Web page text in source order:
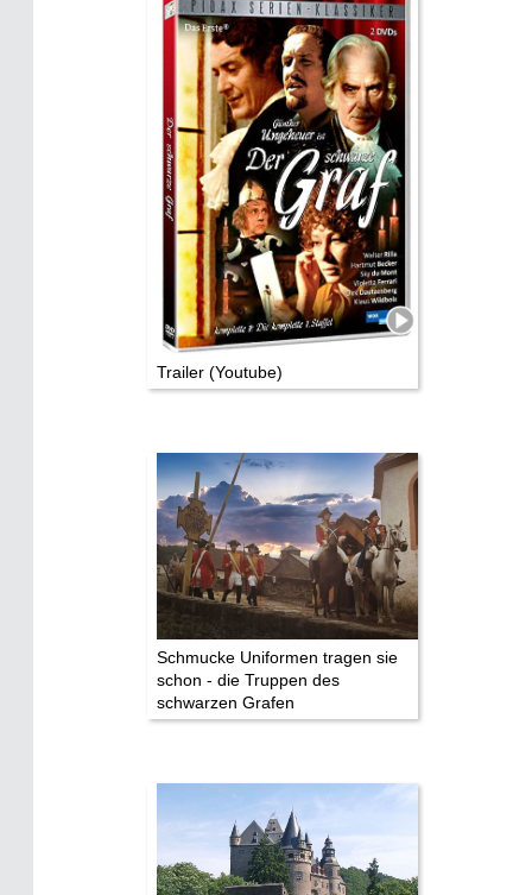
TV & Kino
Die Stars:
Wer hat wo gedreht?
Mediathek
Impressum
Datenschutz
Trailer (Youtube)
Schmucke Uniformen tragen sie
schon - die Truppen des
schwarzen Grafen